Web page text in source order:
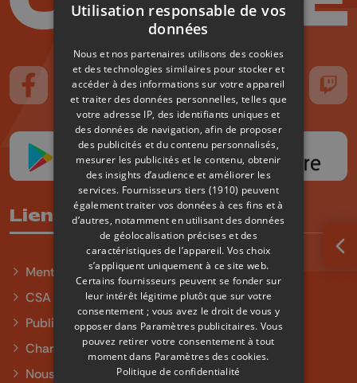
Suivez-nous sur FaceBook
Suivez-nous sur Instagram
Suivez-nous sur TikTokSuivez-nous sur YouTube
Suivez-nous
Liens utiles
Mentions légales
CSA
Publicité
Charte sur l'égalité et la diversité
Nous contacter
Utilisation responsable de vos
données
Nous et nos partenaires utilisons des cookies
et des technologies similaires pour stocker et
accéder à des informations sur votre appareil
et traiter des données personnelles, telles que
votre adresse IP, des identifiants uniques et
des données de navigation, afin de proposer
des publicités et du contenu personnalisés,
mesurer les publicités et le contenu, obtenir
des insights d’audience et améliorer les
services. Fournisseurs tiers (1910) peuvent
également traiter vos données à ces fins et à
d’autres, notamment en utilisant des données
de géolocalisation précises et des
caractéristiques de l’appareil. Vos choix
s’appliquent uniquement à ce site web.
Certains fournisseurs peuvent se fonder sur
leur intérêt légitime plutôt que sur votre
consentement ; vous avez le droit de vous y
opposer dans Paramètres publicitaires. Vous
pouvez retirer votre consentement à tout
moment dans Paramètres des cookies.
Politique de confidentialité